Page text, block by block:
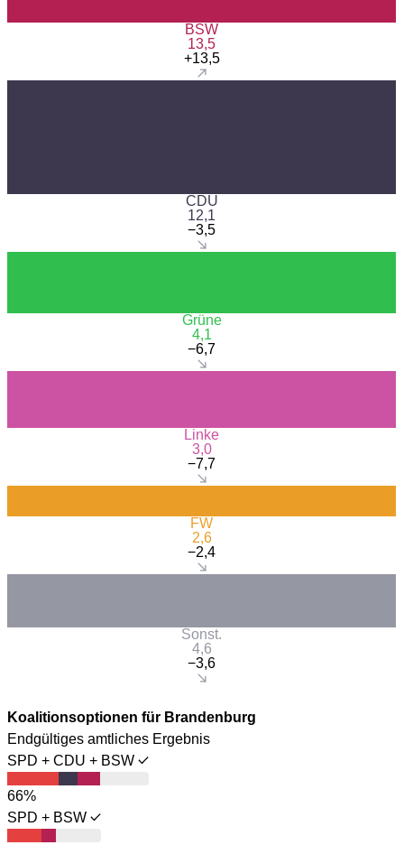
BSW
13,5
+13,5
CDU
12,1
−3,5
Grüne
4,1
−6,7
Linke
3,0
−7,7
FW
2,6
−2,4
Sonst.
4,6
−3,6
Koalitionsoptionen für Brandenburg
Endgültiges amtliches Ergebnis
SPD + CDU + BSW
66%
SPD + BSW